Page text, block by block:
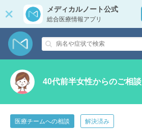
メディカルノート公式
総合医療情報アプリ
40代前半女性からのご相談
医療チームへの相談 解決済み